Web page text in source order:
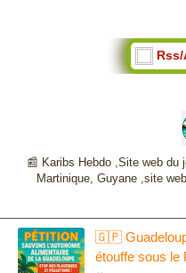
📰 Karibs Hebdo ,Site web du
Martinique, Guyane ,site
🇬🇵
étouffe sous le